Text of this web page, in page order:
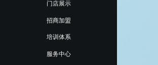
门店展示
招商加盟
培训体系
服务中心